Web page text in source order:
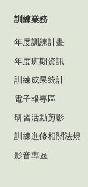
訓練業務
年度訓練計畫
年度班期資訊
訓練成果統計
電子報專區
研習活動剪影
訓練進修相關法規
影音專區